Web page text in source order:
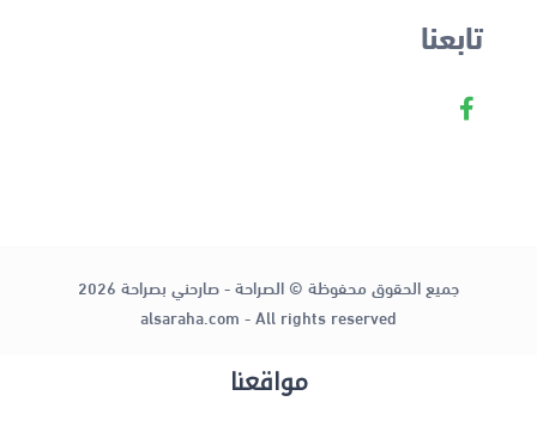
تابعنا
جميع الحقوق محفوظة © الصراحة - صارحني بصراحة 2026
alsaraha.com - All rights reserved